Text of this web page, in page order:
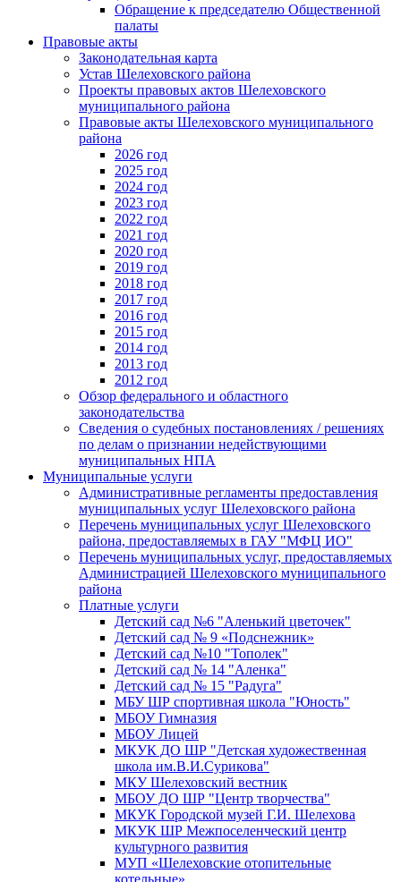
Обращение к председателю Общественной
палаты
Правовые акты
Законодательная карта
Устав Шелеховского района
Проекты правовых актов Шелеховского
муниципального района
Правовые акты Шелеховского муниципального
района
2026 год
2025 год
2024 год
2023 год
2022 год
2021 год
2020 год
2019 год
2018 год
2017 год
2016 год
2015 год
2014 год
2013 год
2012 год
Обзор федерального и областного
законодательства
Сведения о судебных постановлениях / решениях
по делам о признании недействующими
муниципальных НПА
Муниципальные услуги
Административные регламенты предоставления
муниципальных услуг Шелеховского района
Перечень муниципальных услуг Шелеховского
района, предоставляемых в ГАУ "МФЦ ИО"
Перечень муниципальных услуг, предоставляемых
Администрацией Шелеховского муниципального
района
Платные услуги
Детский сад №6 "Аленький цветочек"
Детский сад № 9 «Подснежник»
Детский сад №10 "Тополек"
Детский сад № 14 "Аленка"
Детский сад № 15 "Радуга"
МБУ ШР спортивная школа "Юность"
МБОУ Гимназия
МБОУ Лицей
МКУК ДО ШР "Детская художественная
школа им.В.И.Сурикова"
МКУ Шелеховский вестник
МБОУ ДО ШР "Центр творчества"
МКУК Городской музей Г.И. Шелехова
МКУК ШР Межпоселенческий центр
культурного развития
МУП «Шелеховские отопительные
котельные»